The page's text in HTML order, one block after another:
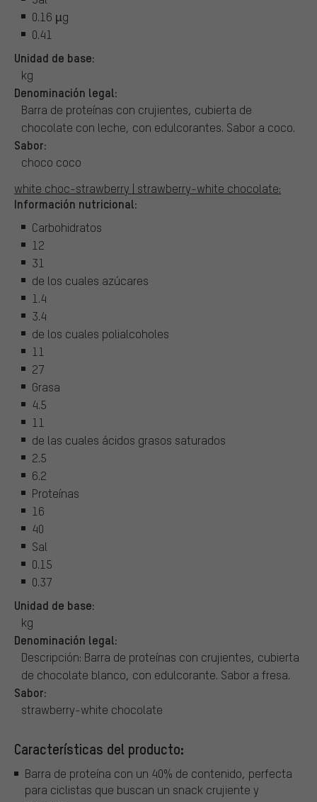
0.16 µg
0.41
Unidad de base:
kg
Denominación legal:
Barra de proteínas con crujientes, cubierta de
chocolate con leche, con edulcorantes. Sabor a coco.
Sabor:
choco coco
white choc-strawberry | strawberry-white chocolate:
Información nutricional:
Carbohidratos
12
31
de los cuales azúcares
1.4
3.4
de los cuales polialcoholes
11
27
Grasa
4.5
11
de las cuales ácidos grasos saturados
2.5
6.2
Proteínas
16
40
Sal
0.15
0.37
Unidad de base:
kg
Denominación legal:
Descripción: Barra de proteínas con crujientes, cubierta
de chocolate blanco, con edulcorante. Sabor a fresa.
Sabor:
strawberry-white chocolate
Características del producto:
Barra de proteína con un 40% de contenido, perfecta
para ciclistas que buscan un snack crujiente y